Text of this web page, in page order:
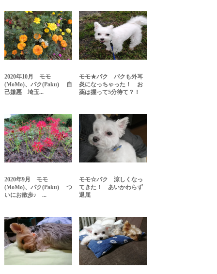
2020年10月 モモ
(MoMo)、パク(Paku) 自
己嫌悪 埼玉...
モモ★パク パクも外耳
炎になっちゃった！ お
薬は握って5分待て？！
2020年9月 モモ
(MoMo)、パク(Paku) つ
いにお散歩♪ ...
モモ☆パク 涼しくなっ
てきた！ あいかわらず
退屈